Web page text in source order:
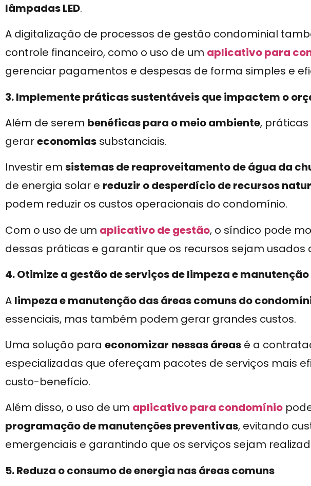
lâmpadas LED.
A digitalização de processos de gestão condominial
controle financeiro, como o uso de um aplicativo para
gerenciar pagamentos e despesas de forma simples e
3. Implemente práticas sustentáveis que impactem o
Além de serem benéficas para o meio ambiente,
gerareconomias substanciais.
Investir em sistemas de reaproveitamento de água da
de energia solar e reduzir o desperdício de recursos
podem reduzir os custos operacionais do condomínio.
Com o uso de um aplicativo de gestão, o síndico pode
dessas práticas e garantir que os recursos sejam usados
4. Otimize a gestão de serviços de limpeza e manutenção
A limpeza e manutenção das áreas comuns do
essenciais, mas também podem gerar grandes custos.
Uma solução para economizar nessas áreas é a
especializadas que ofereçam pacotes de serviços mais
custo-benefício.
Além disso, o uso de um aplicativo para condomínio
programação de manutenções preventivas, evitando
emergenciais e garantindo que os serviços sejam
5. Reduza o consumo de energia nas áreas comuns